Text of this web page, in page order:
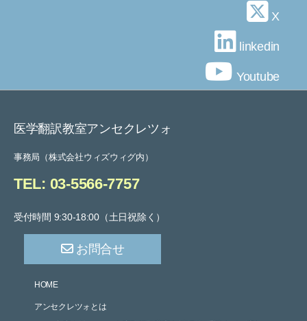
X
linkedin
Youtube
医学翻訳教室アンセクレツォ
事務局（株式会社ウィズウィグ内）
TEL: 03-5566-7757
受付時間 9:30-18:00（土日祝除く）
お問合せ
HOME
アンセクレツォとは